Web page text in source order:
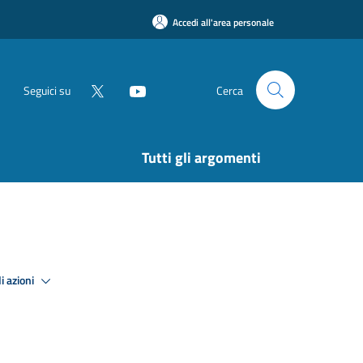
Accedi all'area personale
Seguici su Cerca
Tutti gli argomenti
azioni